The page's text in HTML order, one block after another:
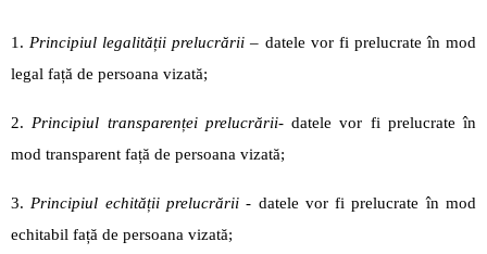
1. Principiul legalității prelucrării – datele vor fi prelucrate în mod
legal față de persoana vizată;
2. Principiul transparenței prelucrării- datele vor fi prelucrate în
mod transparent față de persoana vizată;
3. Principiul echității prelucrării- datele vor fi prelucrate în mod
echitabil față de persoana vizată;